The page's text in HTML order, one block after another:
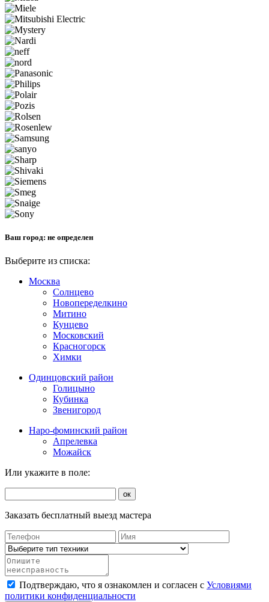
Ваш город: не определен
Выберите из списка:
Москва
Солнцево
Новопеределкино
Митино
Кунцево
Московский
Красногорск
Химки
Одинцовский район
Голицыно
Кубинка
Звенигород
Наро-фоминский район
Апрелевка
Можайск
Или укажите в поле:
ок
Заказать бесплатный выезд мастера
Подтверждаю, что я ознакомлен и согласен с Условиями
политики конфиденциальности